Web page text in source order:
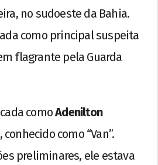
no sudoeste da Bahia.
como principal suspeita
flagrante pela Guarda
comoAdenilton
, conhecido como “Van”.
preliminares, ele estava